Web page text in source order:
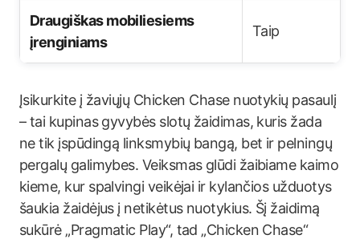
Draugiškas mobiliesiems
įrenginiams
Taip
Įsikurkite į žaviųjų Chicken Chase nuotykių pasaulį
– tai kupinas gyvybės slotų žaidimas, kuris žada
ne tik įspūdingą linksmybių bangą, bet ir pelningų
pergalų galimybes. Veiksmas glūdi žaibiame kaimo
kieme, kur spalvingi veikėjai ir kylančios užduotys
šaukia žaidėjus į netikėtus nuotykius. Šį žaidimą
sukūrė „Pragmatic Play“, tad „Chicken Chase“